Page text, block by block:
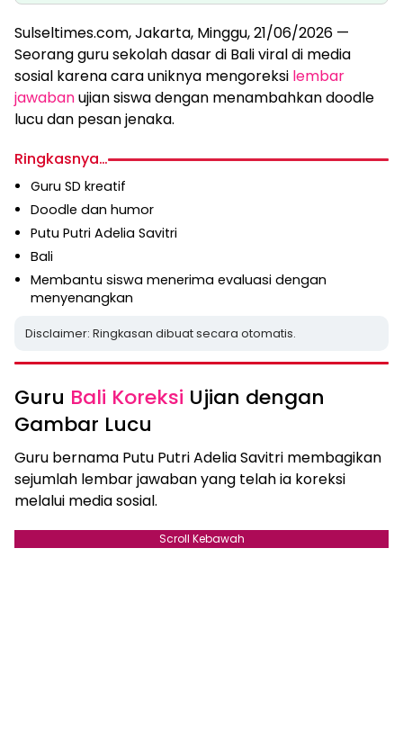
Sulseltimes.com, Jakarta, Minggu, 21/06/2026 —
Seorang guru sekolah dasar di Bali viral di media
sosial karena cara uniknya mengoreksi lembar
jawabanujian siswa dengan menambahkan doodle
lucu dan pesan jenaka.
Ringkasnya…
Guru SD kreatif
Doodle dan humor
Putu Putri Adelia Savitri
Bali
Membantu siswa menerima evaluasi dengan
menyenangkan
Disclaimer: Ringkasan dibuat secara otomatis.
Guru Bali Koreksi Ujian dengan
Gambar Lucu
Guru bernama Putu Putri Adelia Savitri membagikan
sejumlah lembar jawaban yang telah ia koreksi
melalui media sosial.
Scroll Kebawah